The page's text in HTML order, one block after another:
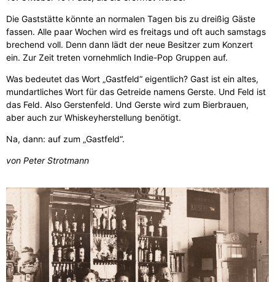
Die Gaststätte könnte an normalen Tagen bis zu dreißig Gäste
fassen. Alle paar Wochen wird es freitags und oft auch samstags
brechend voll. Denn dann lädt der neue Besitzer zum Konzert
ein. Zur Zeit treten vornehmlich Indie-Pop Gruppen auf.
Was bedeutet das Wort „Gastfeld“ eigentlich? Gast ist ein altes,
mundartliches Wort für das Getreide namens Gerste. Und Feld ist
das Feld. Also Gerstenfeld. Und Gerste wird zum Bierbrauen,
aber auch zur Whiskeyherstellung benötigt.
Na, dann: auf zum „Gastfeld“.
von Peter Strotmann